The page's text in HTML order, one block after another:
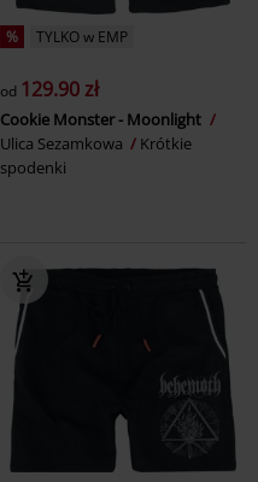
% TYLKO w EMP
od 129.90 zł
Cookie Monster - Moonlight
Ulica Sezamkowa
Krótkie
spodenki